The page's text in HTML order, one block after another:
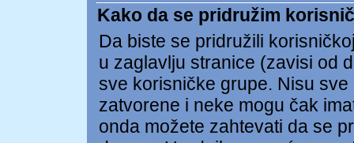
Kako da se pridružim
Da biste se pridružili
u zaglavlju stranice (zavisi od
sve korisničke grupe. Nisu
zatvorene i neke mogu čak
onda možete zahtevati da se